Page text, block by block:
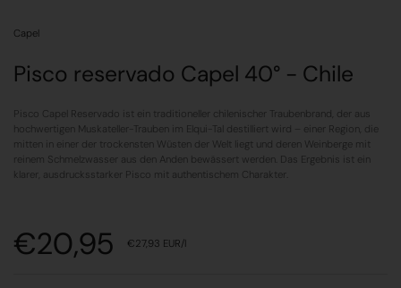
Capel
Pisco reservado Capel 40° - Chile
Pisco Capel Reservado ist ein traditioneller chilenischer Traubenbrand, der aus
hochwertigen Muskateller-Trauben im Elqui-Tal destilliert wird – einer Region, die
mitten in einer der trockensten Wüsten der Welt liegt und deren Weinberge mit
reinem Schmelzwasser aus den Anden bewässert werden. Das Ergebnis ist ein
klarer, ausdrucksstarker Pisco mit authentischem Charakter.
Preis:
€20,95 Stückpreis:
€27,93 EUR/l